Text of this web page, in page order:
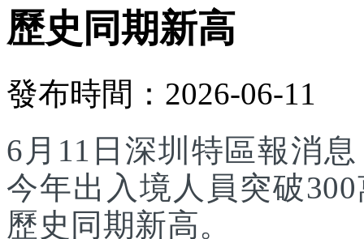
歷史同期新高
發布時間：2026-06-11
6月11日深圳特區報消
今年出入境人員突破
歷史同期新高。